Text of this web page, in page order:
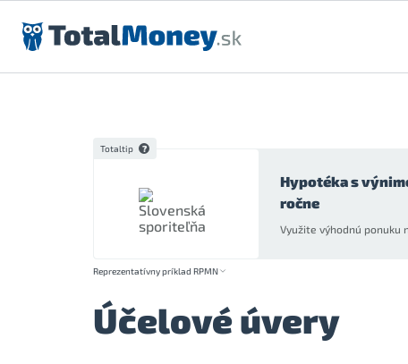
Preskočiť na obsah
Totaltip
Hypotéka s
ročne
Využite výhodnú ponuku
Reprezentatívny príklad RPMN
Účelové úvery